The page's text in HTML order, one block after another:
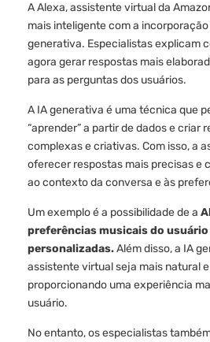
A Alexa, assistente virtual da
mais inteligente com a
generativa. Especialistas explicam
agora gerar respostas mais
para as perguntas dos usuários.
A IA generativa é uma técnica que
“aprender” a partir de dados e criar
complexas e criativas. Com isso, a
oferecer respostas mais precisas e
ao contexto da conversa e às
Um exemplo é a possibilidade de a
preferências musicais do
personalizadas.Além disso, a IA
assistente virtual seja mais natural
proporcionando uma experiência
usuário.
No entanto, os especialistas